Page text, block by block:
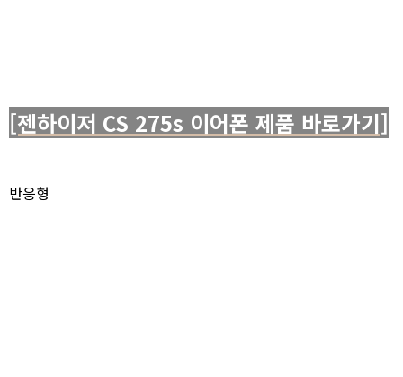
[젠하이저 CS 275s 이어폰 제품 바로가기]
반응형